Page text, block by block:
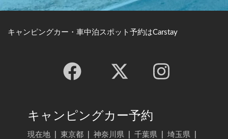
キャンピングカー・車中泊スポット予約はCarstay
キャンピングカー予約
現在地 東京都 神奈川県 千葉県 埼玉県